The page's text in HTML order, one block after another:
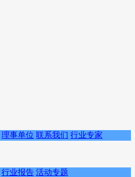
理事单位 联系我们 行业专家
行业报告 活动专题